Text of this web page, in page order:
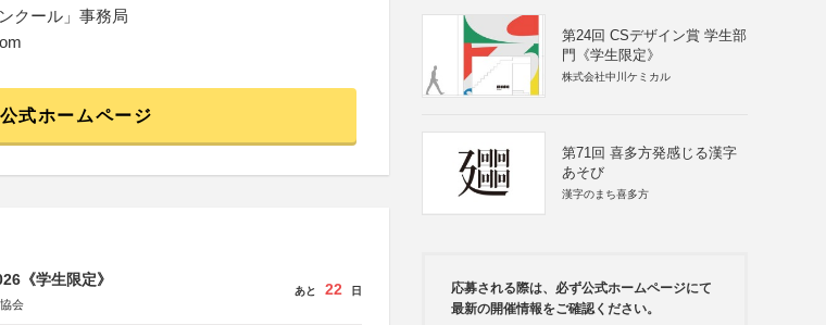
クール」事務局
公式ホームページ
《学生限定》
会
あと 22 日
第24回 CSデザイン賞 学生部
門《学生限定》
株式会社中川ケミカル
第71回 喜多方発感じる漢字
あそび
漢字のまち喜多方
応募される際は、必ず公式ホームページにて
最新の開催情報をご確認ください。